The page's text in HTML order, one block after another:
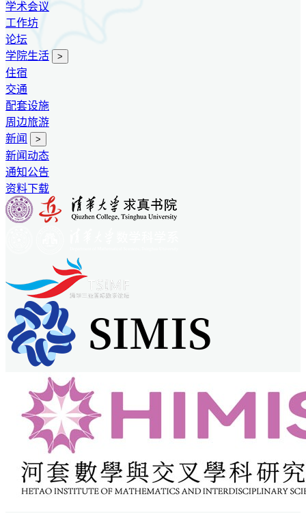
学术会议
工作坊
论坛
学院生活
>
住宿
交通
配套设施
周边旅游
新闻
>
新闻动态
通知公告
资料下载